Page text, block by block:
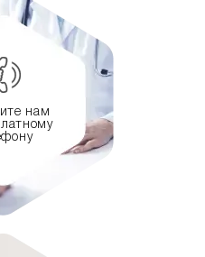
нам